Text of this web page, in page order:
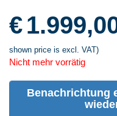
€
shown price is excl. VAT)
Nicht mehr vorrätig
Benachrichtung